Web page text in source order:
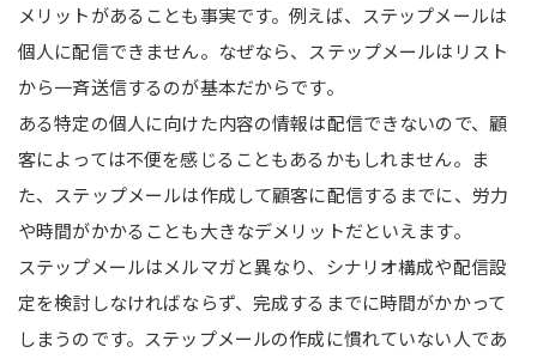
メリットがあることも事実です。例えば、ステップメールは
個人に配信できません。なぜなら、ステップメールはリスト
から一斉送信するのが基本だからです。
ある特定の個人に向けた内容の情報は配信できないので、顧
客によっては不便を感じることもあるかもしれません。ま
た、ステップメールは作成して顧客に配信するまでに、労力
や時間がかかることも大きなデメリットだといえます。
ステップメールはメルマガと異なり、シナリオ構成や配信設
定を検討しなければならず、完成するまでに時間がかかって
しまうのです。ステップメールの作成に慣れていない人であ